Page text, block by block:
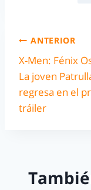
ANTERIOR
X-Men: Fénix
La joven
regresa en el
tráiler